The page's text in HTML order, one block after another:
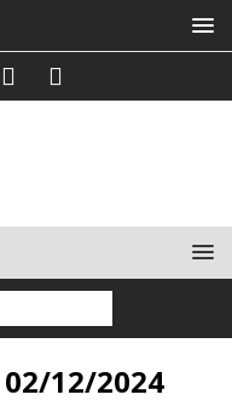
12/2024